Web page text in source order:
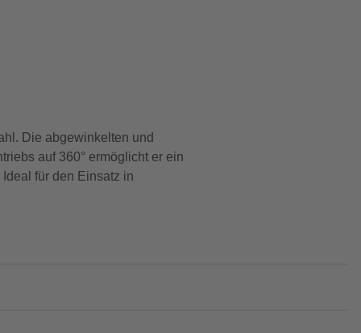
Die abgewinkelten und
auf 360° ermöglicht er ein
für den Einsatz in